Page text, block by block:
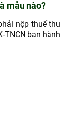
mẫu nào?
nộp thuế thu
TNCN ban hành